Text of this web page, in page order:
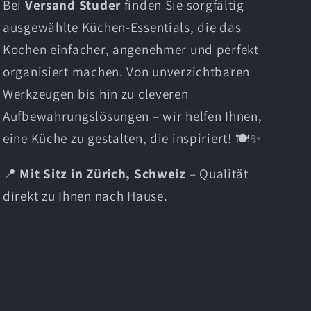
Bei Versand Studerfinden Sie sorgfältig
ausgewählte Küchen-Essentials, die das
Kochen einfacher, angenehmer und perfekt
organisiert machen. Von unverzichtbaren
Werkzeugen bis hin zu cleveren
Aufbewahrungslösungen – wir helfen Ihnen,
eine Küche zu gestalten, die inspiriert! 🍽️✨
📍 Mit Sitz in Zürich, Schweiz – Qualität
direkt zu Ihnen nach Hause.